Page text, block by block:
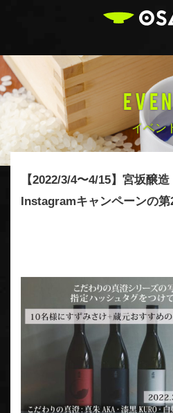
イベン
【2022/3/4〜4/15】宮坂醸
Instagramキャンペーンの第